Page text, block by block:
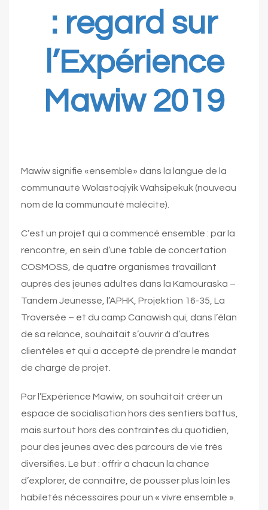
: regard sur
l’Expérience
Mawiw 2019
Mawiw signifie «ensemble» dans la langue de la
communauté Wolastoqiyik Wahsipekuk (nouveau
nom de la communauté malécite).
C’est un projet qui a commencé ensemble : par la
rencontre, en sein d’une table de concertation
COSMOSS, de quatre organismes travaillant
auprès des jeunes adultes dans la Kamouraska –
Tandem Jeunesse, l’APHK, Projektion 16-35, La
Traversée – et du camp Canawish qui, dans l’élan
de sa relance, souhaitait s’ouvrir à d’autres
clientèles et qui a accepté de prendre le mandat
de chargé de projet.
Par l’Expérience Mawiw, on souhaitait créer un
espace de socialisation hors des sentiers battus,
mais surtout hors des contraintes du quotidien,
pour des jeunes avec des parcours de vie très
diversifiés. Le but : offrir à chacun la chance
d’explorer, de connaitre, de pousser plus loin les
habiletés nécessaires pour un « vivre ensemble ».